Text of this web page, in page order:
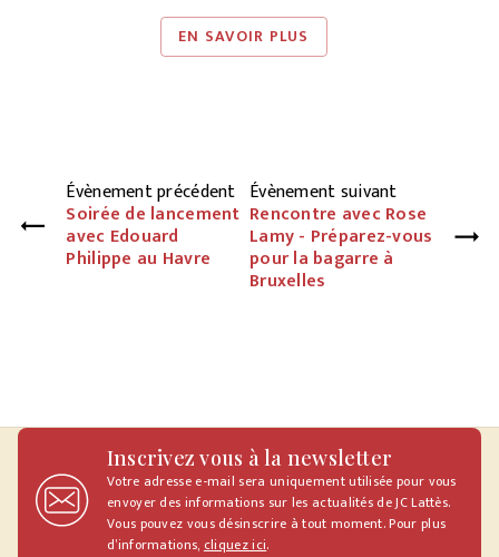
EN SAVOIR PLUS
Évènement précédent
Soirée de lancement
avec Edouard
Philippe au Havre
Évènement suivant
Rencontre avec Rose
Lamy - Préparez-vous
pour la bagarre à
Bruxelles
Inscrivez vous à la newsletter
Votre adresse e-mail sera uniquement utilisée pour vous
envoyer des informations sur les actualités de JC Lattès.
Vous pouvez vous désinscrire à tout moment. Pour plus
d’informations, cliquez ici.